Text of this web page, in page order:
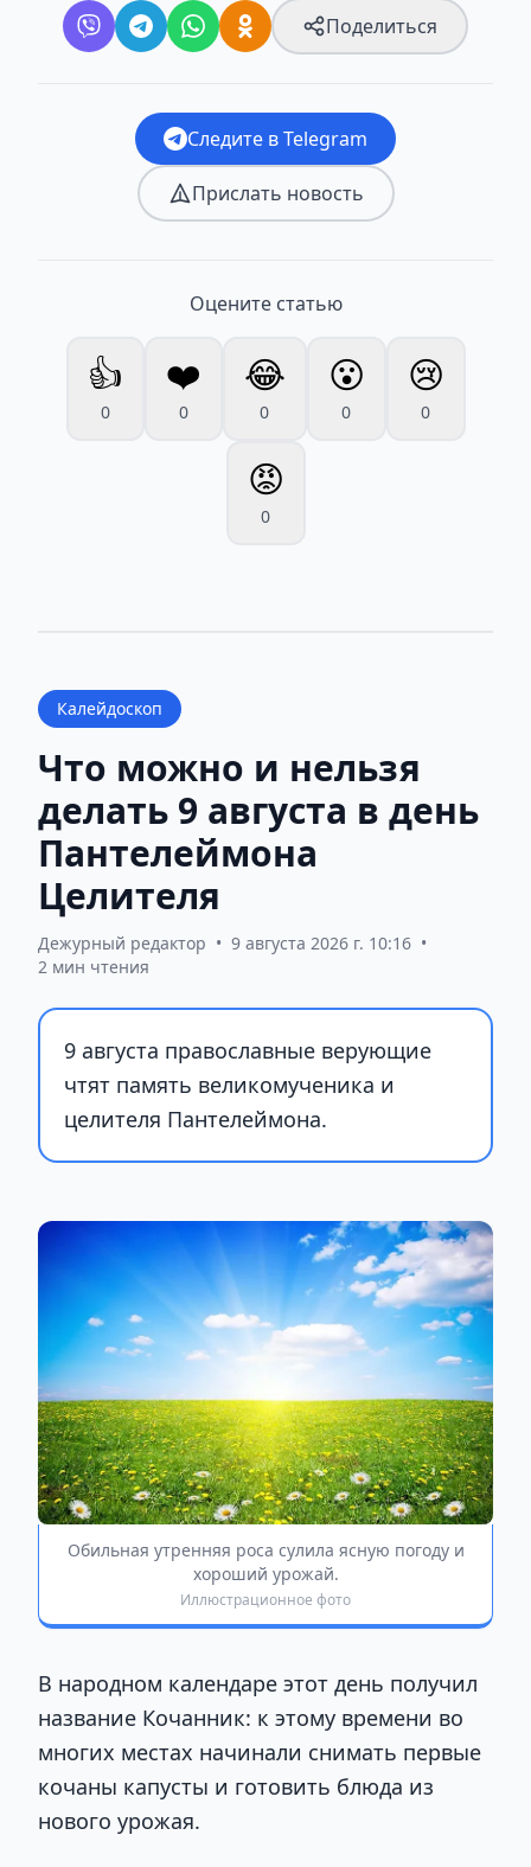
Поделиться
Следите в Telegram
Прислать новость
Оцените статью
👍
0
❤️
0
😂
0
😮
0
😢
0
😡
0
Калейдоскоп
Что можно и нельзя
делать 9 августа в день
Пантелеймона
Целителя
Дежурный редактор • 9 августа 2026 г. 10:16 •
2 мин чтения
9 августа православные верующие
чтят память великомученика и
целителя Пантелеймона.
Обильная утренняя роса сулила ясную погоду и
хороший урожай.
Иллюстрационное фото
В народном календаре этот день получил
название Кочанник: к этому времени во
многих местах начинали снимать первые
кочаны капусты и готовить блюда из
нового урожая.